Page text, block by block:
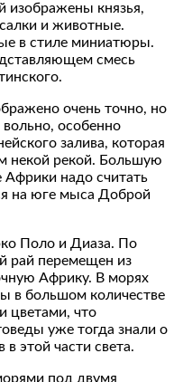
изображены князья,
и животные.
в стиле миниатюры.
смесь
очень точно, но
особенно
залива, которая
некой рекой. Большую
надо считать
на юге мыса Доброй
Поло и Диаза. По
рай перемещен из
Африку. В морях
в большом количестве
цветами, что
уже тогда знали о
этой части света.
под двумя